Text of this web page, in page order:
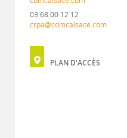
03 68 00 12 12
crpa@cdmcalsace.com
PLAN D'ACCÈS